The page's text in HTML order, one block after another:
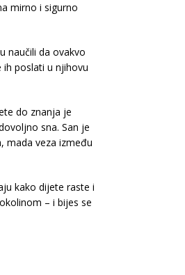
mirno i sigurno
naučili da ovakvo
ih poslati u njihovu
do znanja je
sna. San je
mada veza između
kako dijete raste i
– i bijes se